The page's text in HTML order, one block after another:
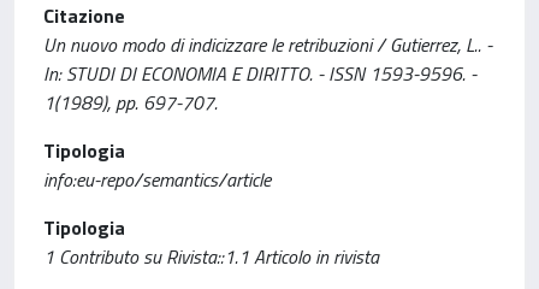
Citazione
Un nuovo modo di indicizzare le retribuzioni / Gutierrez, L.. -
In: STUDI DI ECONOMIA E DIRITTO. - ISSN 1593-9596. -
1(1989), pp. 697-707.
Tipologia
info:eu-repo/semantics/article
Tipologia
1 Contributo su Rivista::1.1 Articolo in rivista